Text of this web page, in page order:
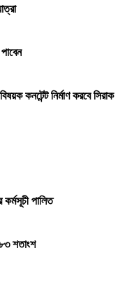
কনটেন্ট নির্মাণ করবে সিরাক
কর্মসূচী পালিত
শতাংশ